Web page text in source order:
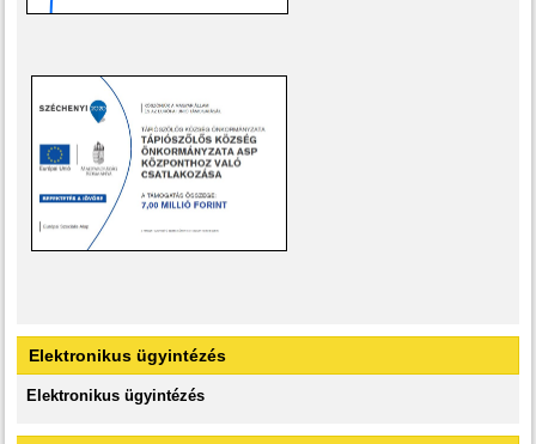
Elektronikus ügyintézés
Elektronikus ügyintézés